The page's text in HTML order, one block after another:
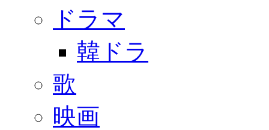
ドラマ
韓ドラ
歌
映画